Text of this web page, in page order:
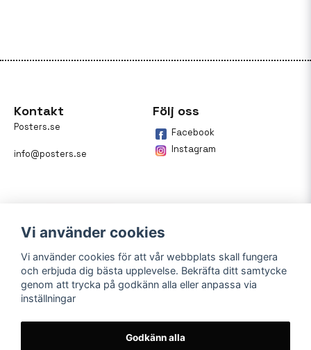
Kontakt
Posters.se
info@posters.se
Följ oss
Facebook
Instagram
Betalning
På posters.se kan du enkelt
Vi använder cookies
Vi använder cookies för att vår webbplats skall fungera
och erbjuda dig bästa upplevelse. Bekräfta ditt samtycke
genom att trycka på godkänn alla eller anpassa via
inställningar
Godkänn alla